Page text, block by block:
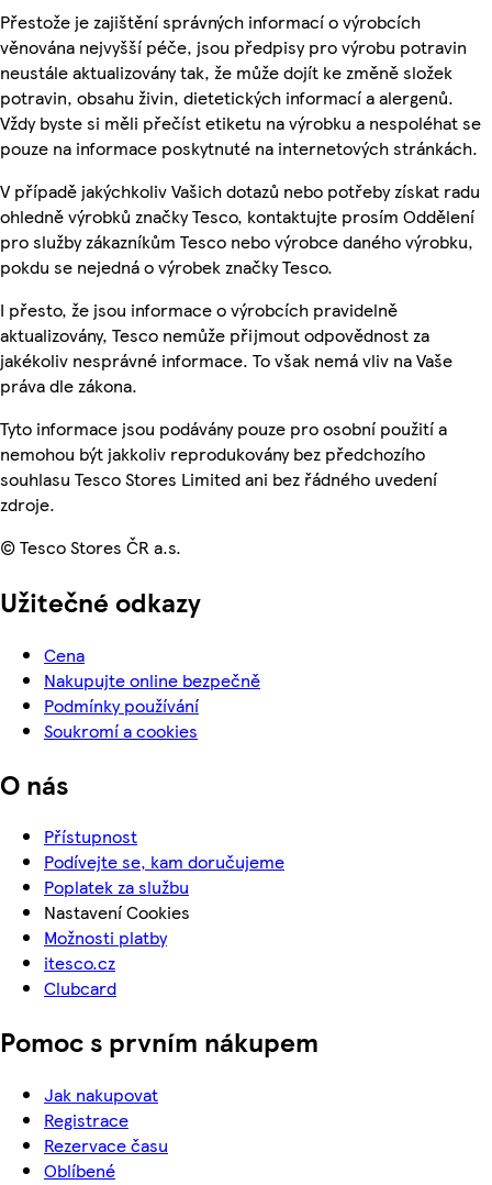
Přestože je zajištění správných informací o výrobcích
věnována nejvyšší péče, jsou předpisy pro výrobu potravin
neustále aktualizovány tak, že může dojít ke změně složek
potravin, obsahu živin, dietetických informací a alergenů.
Vždy byste si měli přečíst etiketu na výrobku a nespoléhat se
pouze na informace poskytnuté na internetových stránkách.
V případě jakýchkoliv Vašich dotazů nebo potřeby získat radu
ohledně výrobků značky Tesco, kontaktujte prosím Oddělení
pro služby zákazníkům Tesco nebo výrobce daného výrobku,
pokdu se nejedná o výrobek značky Tesco.
I přesto, že jsou informace o výrobcích pravidelně
aktualizovány, Tesco nemůže přijmout odpovědnost za
jakékoliv nesprávné informace. To však nemá vliv na Vaše
práva dle zákona.
Tyto informace jsou podávány pouze pro osobní použití a
nemohou být jakkoliv reprodukovány bez předchozího
souhlasu Tesco Stores Limited ani bez řádného uvedení
zdroje.
© Tesco Stores ČR a.s.
Užitečné odkazy
Cena
Nakupujte online bezpečně
Podmínky používání
Soukromí a cookies
O nás
Přístupnost
Podívejte se, kam doručujeme
Poplatek za službu
Nastavení Cookies
Možnosti platby
itesco.cz
Clubcard
Pomoc s prvním nákupem
Jak nakupovat
Registrace
Rezervace času
Oblíbené